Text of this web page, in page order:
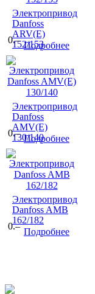
Электропривод
Danfoss
ARV(E)
152/153
0.–
Подробнее
Электропривод
Danfoss
AMV(E)
130/140
0.–
Подробнее
Электропривод
Danfoss AMB
162/182
0.–
Подробнее